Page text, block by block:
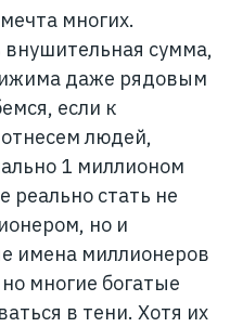
многих.
внушительная сумма,
даже рядовым
если к
людей,
1 миллионом
реально стать не
но и
имена миллионеров
многие богатые
в тени. Хотя их